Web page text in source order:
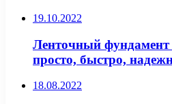
19.10.2022
Ленточный
просто, быстро,
18.08.2022